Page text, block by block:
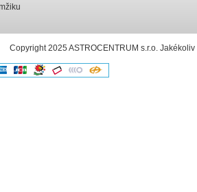
Copyright 2025 ASTROCENTRUM s.r.o.